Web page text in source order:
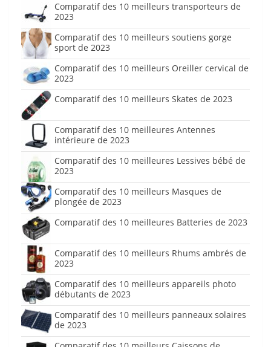
Comparatif des 10 meilleurs transporteurs de
2023
Comparatif des 10 meilleurs soutiens gorge
sport de 2023
Comparatif des 10 meilleurs Oreiller cervical de
2023
Comparatif des 10 meilleurs Skates de 2023
Comparatif des 10 meilleures Antennes
intérieure de 2023
Comparatif des 10 meilleures Lessives bébé de
2023
Comparatif des 10 meilleurs Masques de
plongée de 2023
Comparatif des 10 meilleures Batteries de 2023
Comparatif des 10 meilleurs Rhums ambrés de
2023
Comparatif des 10 meilleurs appareils photo
débutants de 2023
Comparatif des 10 meilleurs panneaux solaires
de 2023